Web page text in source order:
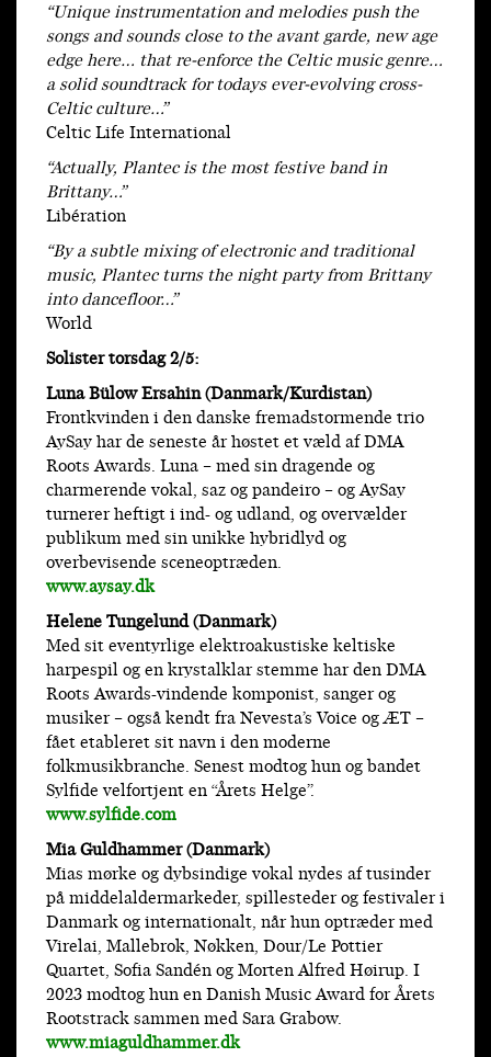
“Unique instrumentation and melodies push the
songs and sounds close to the avant garde, new age
edge here… that re-enforce the Celtic music genre…
a solid soundtrack for todays ever-evolving cross-
Celtic culture…”
Celtic Life International
“Actually, Plantec is the most festive band in
Brittany…”
Libération
“By a subtle mixing of electronic and traditional
music, Plantec turns the night party from Brittany
into dancefloor…”
World
Solister torsdag 2/5:
Luna Bülow Ersahin (Danmark/Kurdistan)
Frontkvinden i den danske fremadstormende trio
AySay har de seneste år høstet et væld af DMA
Roots Awards. Luna – med sin dragende og
charmerende vokal, saz og pandeiro – og AySay
turnerer heftigt i ind- og udland, og overvælder
publikum med sin unikke hybridlyd og
overbevisende sceneoptræden.
www.aysay.dk
Helene Tungelund (Danmark)
Med sit eventyrlige elektroakustiske keltiske
harpespil og en krystalklar stemme har den DMA
Roots Awards-vindende komponist, sanger og
musiker – også kendt fra Nevesta’s Voice og ÆT –
fået etableret sit navn i den moderne
folkmusikbranche. Senest modtog hun og bandet
Sylfide velfortjent en “Årets Helge”.
www.sylfide.com
Mia Guldhammer (Danmark)
Mias mørke og dybsindige vokal nydes af tusinder
på middelaldermarkeder, spillesteder og festivaler i
Danmark og internationalt, når hun optræder med
Virelai, Mallebrok, Nøkken, Dour/Le Pottier
Quartet, Sofia Sandén og Morten Alfred Høirup. I
2023 modtog hun en Danish Music Award for Årets
Rootstrack sammen med Sara Grabow.
www.miaguldhammer.dk